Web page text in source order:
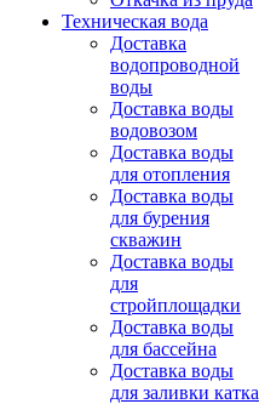
Техническая вода
Доставка
водопроводной
воды
Доставка воды
водовозом
Доставка воды
для отопления
Доставка воды
для бурения
скважин
Доставка воды
для
стройплощадки
Доставка воды
для бассейна
Доставка воды
для заливки катка